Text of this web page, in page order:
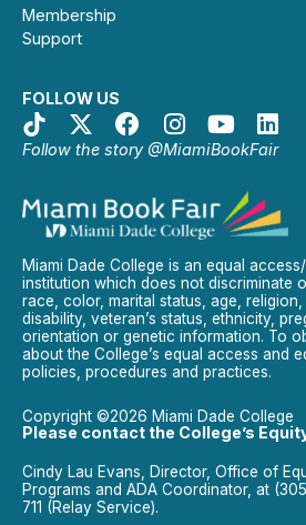
Membership
Support
FOLLOW US
Follow the story @MiamiBookFair
Miami Dade College is an equal
institution which does not discriminate
race, color, marital status, age, religion,
disability, veteran’s status, ethnicity,
orientation or genetic information. To
about the College’s equal access and
policies, procedures and practices.
Copyright ©2026 Miami Dade College
Please contact the College’s
Cindy Lau Evans, Director, Office of
Programs and ADA Coordinator, at
711 (Relay Service).